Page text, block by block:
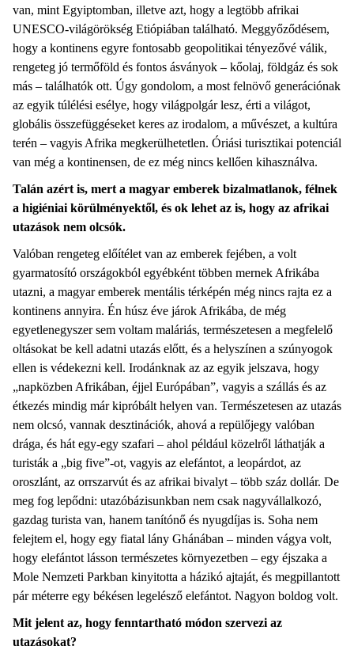
van, mint Egyiptomban, illetve azt, hogy a legtöbb afrikai
UNESCO-világörökség Etiópiában található. Meggyőződésem,
hogy a kontinens egyre fontosabb geopolitikai tényezővé válik,
rengeteg jó termőföld és fontos ásványok – kőolaj, földgáz és sok
más – találhatók ott. Úgy gondolom, a most felnövő generációnak
az egyik túlélési esélye, hogy világpolgár lesz, érti a világot,
globális összefüggéseket keres az irodalom, a művészet, a kultúra
terén – vagyis Afrika megkerülhetetlen. Óriási turisztikai potenciál
van még a kontinensen, de ez még nincs kellően kihasználva.
Talán azért is, mert a magyar emberek bizalmatlanok, félnek
a higiéniai körülményektől, és ok lehet az is, hogy az afrikai
utazások nem olcsók.
Valóban rengeteg előítélet van az emberek fejében, a volt
gyarmatosító országokból egyébként többen mernek Afrikába
utazni, a magyar emberek mentális térképén még nincs rajta ez a
kontinens annyira. Én húsz éve járok Afrikába, de még
egyetlenegyszer sem voltam maláriás, természetesen a megfelelő
oltásokat be kell adatni utazás előtt, és a helyszínen a szúnyogok
ellen is védekezni kell. Irodánknak az az egyik jelszava, hogy
„napközben Afrikában, éjjel Európában”, vagyis a szállás és az
étkezés mindig már kipróbált helyen van. Természetesen az utazás
nem olcsó, vannak desztinációk, ahová a repülőjegy valóban
drága, és hát egy-egy szafari – ahol például közelről láthatják a
turisták a „big five”-ot, vagyis az elefántot, a leopárdot, az
oroszlánt, az orrszarvút és az afrikai bivalyt – több száz dollár. De
meg fog lepődni: utazóbázisunkban nem csak nagyvállalkozó,
gazdag turista van, hanem tanítónő és nyugdíjas is. Soha nem
felejtem el, hogy egy fiatal lány Ghánában – minden vágya volt,
hogy elefántot lásson természetes környezetben – egy éjszaka a
Mole Nemzeti Parkban kinyitotta a házikó ajtaját, és megpillantott
pár méterre egy békésen legelésző elefántot. Nagyon boldog volt.
Mit jelent az, hogy fenntartható módon szervezi az
utazásokat?